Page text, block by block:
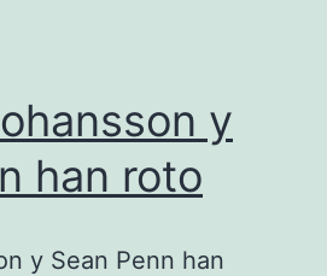
y
han roto
y Sean Penn han